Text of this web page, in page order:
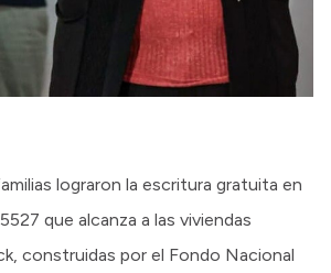
lograron la escritura gratuita en
que alcanza a las viviendas
construidas por el Fondo Nacional